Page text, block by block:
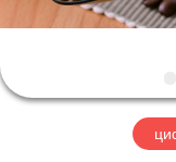
ЗАВОДУ
КОНТРОЛЬ
КАЧЕСТВА